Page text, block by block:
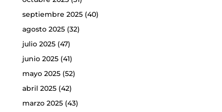
septiembre 2025(40)
agosto 2025(32)
julio 2025(47)
junio 2025(41)
mayo 2025(52)
abril 2025(42)
marzo 2025(43)